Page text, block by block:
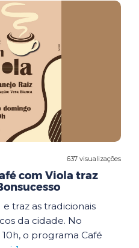
637 visualizações
com Viola traz
traz as tradicionais
da cidade. No
o programa Café